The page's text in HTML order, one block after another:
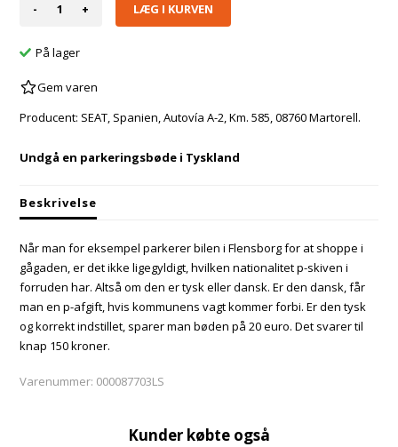
- +
På lager
Gem varen
Producent: SEAT, Spanien, Autovía A-2, Km. 585, 08760 Martorell.
Undgå en parkeringsbøde i Tyskland
Beskrivelse
Når man for eksempel parkerer bilen i Flensborg for at shoppe i
gågaden, er det ikke ligegyldigt, hvilken nationalitet p-skiven i
forruden har. Altså om den er tysk eller dansk. Er den dansk, får
man en p-afgift, hvis kommunens vagt kommer forbi. Er den tysk
og korrekt indstillet, sparer man bøden på 20 euro. Det svarer til
knap 150 kroner.
Varenummer: 000087703LS
Kunder købte også